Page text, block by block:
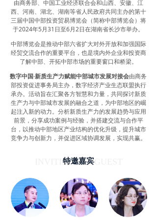
由商务部、中国工业经济联合会和山西、安徽、江
西、河南、湖北、湖南等省人民政府共同主办的第十
三届中国中部投资贸易博览会（简称中部博览会）将
于2024年5月31日至6月2日在湖南省长沙市举办。
中部博览会是推动中部六省扩大对外开放和加强国际
经贸交流合作的重要平台，也是境内外企业和投资商
了解中部、开拓中部市场的重要窗口和桥梁。
数字中国·新质生产力赋能中部城市发展对接会由商务
部投资促进事务局主办，数字经济产业生态联盟执行
承办。活动旨在汇聚各方智慧和力量，共同探讨新质
生产力与中部城市发展的融合之道，为中部地区的崛
起注入新的动力。分析新质生产力的发展趋势与应用
前景，分享成功案例与经验，并搭建交流与合作平
台，以推动中部地区产业结构的优化升级，提升城市
竞争力与创新力，并促进区域协调发展，实现共赢。
INVITING GUEST
特邀嘉宾